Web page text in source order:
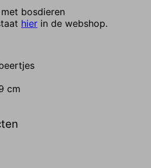
bosdieren
hier in de webshop.
cm